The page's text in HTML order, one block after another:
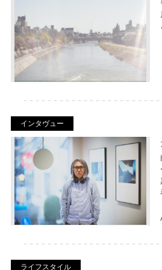
インタヴュー
ライフスタイル